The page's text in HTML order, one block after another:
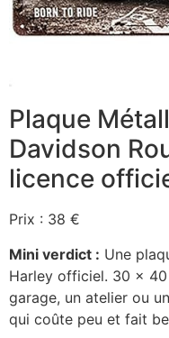
Plaque
Davidson
licence
Prix : 38 €
Mini verdict : Une
Harley officiel. 30 x
garage, un atelier ou
qui coûte peu et fait